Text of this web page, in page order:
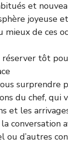
et
joyeuse
de ces
réserver tôt
surprendre
du chef, qui
et les
conversation
ou d’autres